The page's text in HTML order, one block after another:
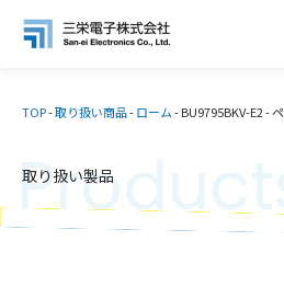
TOP-取り扱い商品-ローム-BU9795BKV-E2-
取り扱い製品
Products